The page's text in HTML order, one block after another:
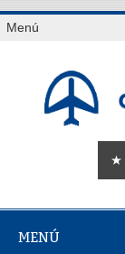
Saltar
alMenú
Tu portal
MENÚ